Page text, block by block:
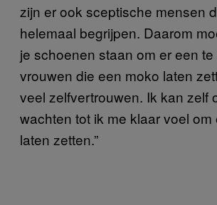
zijn er ook sceptische mensen
helemaal begrijpen. Daarom
je schoenen staan om er een
vrouwen die een moko laten
veel zelfvertrouwen. Ik kan zelf
wachten tot ik me klaar voel om
laten zetten.”